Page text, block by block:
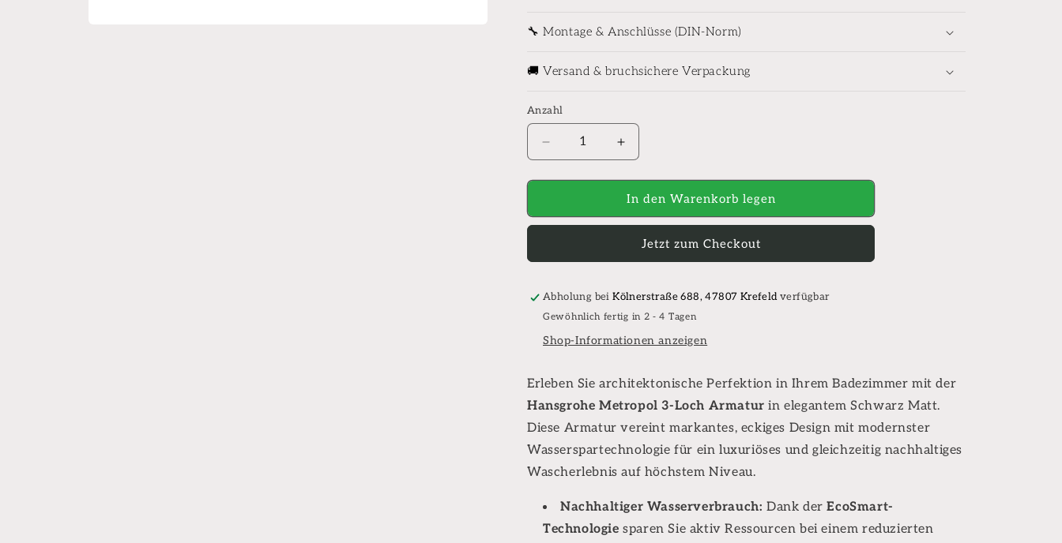
🔧 Montage & Anschlüsse (DIN-Norm)
🚚 Versand & bruchsichere Verpackung
Anzahl
Anzahl
Verringere
die
Menge
Hansgrohe
Loch
160,
mit
mit
Open-
Ablaufventil,
schwarz
matt
Erhöhe
die
Menge
für
Hansgrohe
Loch
160,
mit
mit
Open-
Ablaufventil,
schwarz
matt
In den Warenkorb legen
Jetzt zum Checkout
Abholung beiKölnerstraße 688, 47807 Krefeldverfügbar
Gewöhnlich fertig in 2 - 4 Tagen
Shop-Informationen anzeigen
Erleben Sie architektonische Perfektion in Ihrem Badezimmer mit der
Hansgrohe Metropol 3-Loch Armatur in elegantem Schwarz Matt.
Diese Armatur vereint markantes, eckiges Design mit modernster
Wasserspartechnologie für ein luxuriöses und gleichzeitig nachhaltiges
Wascherlebnis auf höchstem Niveau.
Nachhaltiger Wasserverbrauch: Dank derEcoSmart-
Technologie sparen Sie aktiv Ressourcen bei einem reduzierten